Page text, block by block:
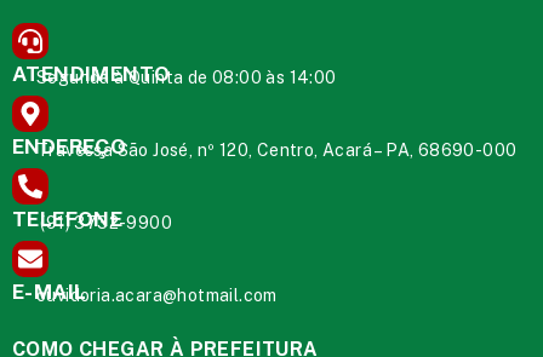
ATENDIMENTO
Segunda à Quinta de 08:00 às 14:00
ENDEREÇO
Travessa São José, nº 120, Centro, Acará – PA, 68690-000
TELEFONE
(91) 3732-9900
E-MAIL
ouvidoria.acara@hotmail.com
COMO CHEGAR À PREFEITURA